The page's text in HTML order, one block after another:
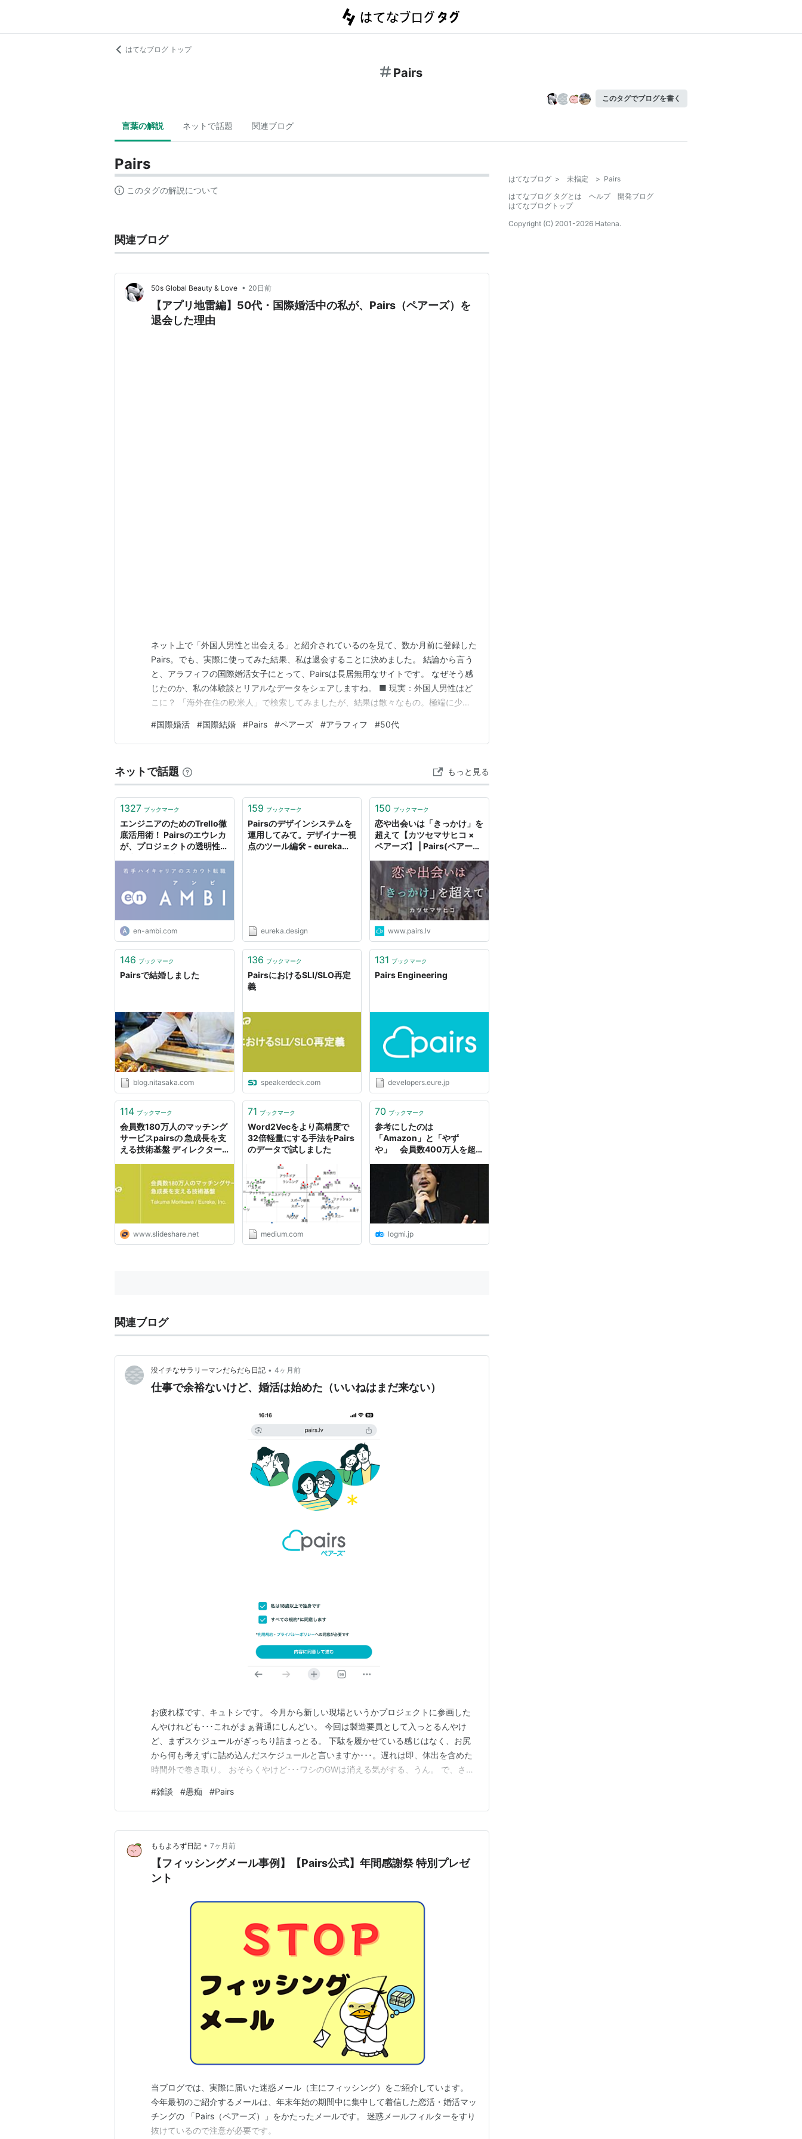
はてなブログ トップ
Pairs
このタグでブログを書く
言葉の解説 ネットで話題 関連ブログ
Pairs
このタグの解説について
関連ブログ
50s Global Beauty & Love • 20日前
【アプリ地雷編】50代・国際婚活中の私が、Pairs（ペアーズ）を
退会した理由
ネット上で「外国人男性と出会える」と紹介されているのを見て、数か月前に登録した
Pairs。でも、実際に使ってみた結果、私は退会することに決めました。 結論から言う
と、アラフィフの国際婚活女子にとって、Pairsは長居無用なサイトです。 なぜそう感
じたのか、私の体験談とリアルなデータをシェアしますね。 ■ 現実：外国人男性はど
こに？ 「海外在住の欧米人」で検索してみましたが、結果は散々なもの。極端に少な
みにPairsの検索設定には「日本人・韓国人・その他の外国人」といった大きな区切り
があるのですが、欧米系よりも、日本と…
#国際婚活 #国際結婚 #Pairs #ペアーズ #アラフィフ #50代
ネットで話題 もっと見る
1327 ブックマーク
エンジニアのためのTrello徹
底活用術！ Pairsのエウレカ
が、プロジェクトの透明性を
Hub｜若手Webエンジニア
のキャリアを考える！
en-ambi.com
159 ブックマーク
Pairsのデザインシステムを
運用してみて。デザイナー視
点のツール編🛠 - eureka
eureka.design
150 ブックマーク
恋や出会いは「きっかけ」を
超えて【カツセマサヒコ ×
ペアーズ】 | Pairs(ペアー
www.pairs.lv
146 ブックマーク
Pairsで結婚しました
blog.nitasaka.com
136 ブックマーク
PairsにおけるSLI/SLO再定
義
speakerdeck.com
131 ブックマーク
Pairs Engineering
developers.eure.jp
114 ブックマーク
会員数180万人のマッチング
サービスpairsの 急成長を支
える技術基盤 ディレクター
www.slideshare.net
71 ブックマーク
Word2Vecをより高精度で
32倍軽量にする手法をPairs
のデータで試しました
medium.com
70 ブックマーク
参考にしたのは
「Amazon」と「やず
や」 会員数400万人を超
戦略 | ログミーBusiness
logmi.jp
関連ブログ
没イチなサラリーマンだらだら日記 • 4ヶ月前
仕事で余裕ないけど、婚活は始めた（いいねはまだ来ない）
お疲れ様です、キュトシです。 今月から新しい現場というかプロジェクトに参画した
んやけれども･･･これがまぁ普通にしんどい。 今回は製造要員として入っとるんやけ
ど、まずスケジュールがぎっちり詰まっとる。 下駄を履かせている感じはなく、お尻
から何も考えずに詰め込んだスケジュールと言いますか･･･。遅れは即、休出を含めた
時間外で巻き取り。 おそらくやけど･･･ワシのGWは消える気がする、うん。 で、さら
の仕方がまぁ分からん。言語は分かるんやけど、ツールの使い方･･･お作法がわから
ん。 そのくせ、「ツールを立ち上げれば次に何…
#雑談 #愚痴 #Pairs
ももよろず日記 • 7ヶ月前
【フィッシングメール事例】【Pairs公式】年間感謝祭 特別プレゼ
ント
当ブログでは、実際に届いた迷惑メール（主にフィッシング）をご紹介しています。
今年最初のご紹介するメールは、年末年始の期間中に集中して着信した恋活・婚活マッ
チングの 「Pairs（ペアーズ）」をかたったメールです。 迷惑メールフィルターをすり
抜けているので注意が必要です。
はてなブログ > 未指定 > Pairs
はてなブログ タグとは
ヘルプ
開発ブログ
はてなブログトップ
Copyright (C) 2001-2026 Hatena.